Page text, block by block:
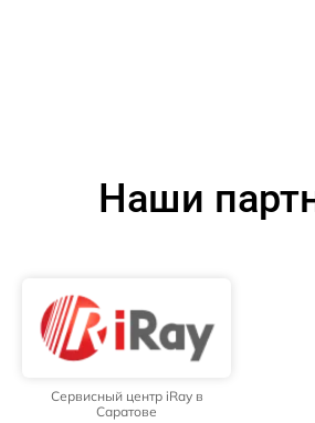
Наши
Сервисный центр iRay в
Саратове